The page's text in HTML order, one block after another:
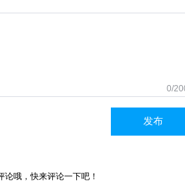
0/
发布
论哦，快来评论一下吧！